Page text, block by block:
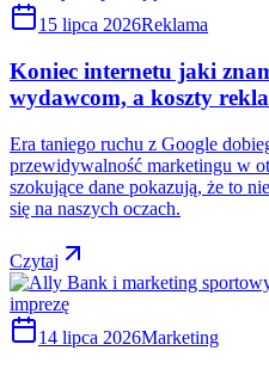
15 lipca 2026Reklama
Koniec internetu jaki
wydawcom, a koszty
Era taniego ruchu z Google
przewidywalność marketingu w
szokujące dane pokazują, że to
się na naszych oczach.
Czytaj
14 lipca 2026Marketing